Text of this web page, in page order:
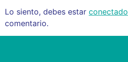
Lo siento, debes estar conectado
comentario.